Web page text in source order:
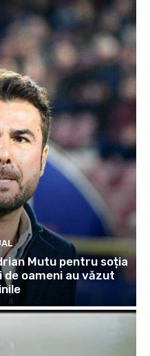
Mutu pentru soția
de oameni au văzut